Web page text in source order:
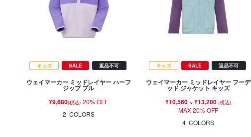
キッズ SALE 返品不可
ウェイマーカー ミッドレイヤー ハーフ
ジップ プル
¥9,680(税込) 20% OFF
2 COLORS
キッズ SALE 返品不可
ウェイマーカー ミッドレイヤー フーデ
ッド ジャケット キッズ
¥10,560~ ¥13,200 (税込)
MAX 20% OFF
4 COLORS